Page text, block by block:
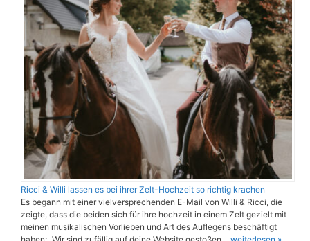
Ricci & Willi lassen es bei ihrer Zelt-Hochzeit so richtig krachen
Es begann mit einer vielversprechenden E-Mail von Willi & Ricci, die
zeigte, dass die beiden sich für ihre hochzeit in einem Zelt gezielt mit
meinen musikalischen Vorlieben und Art des Auflegens beschäftigt